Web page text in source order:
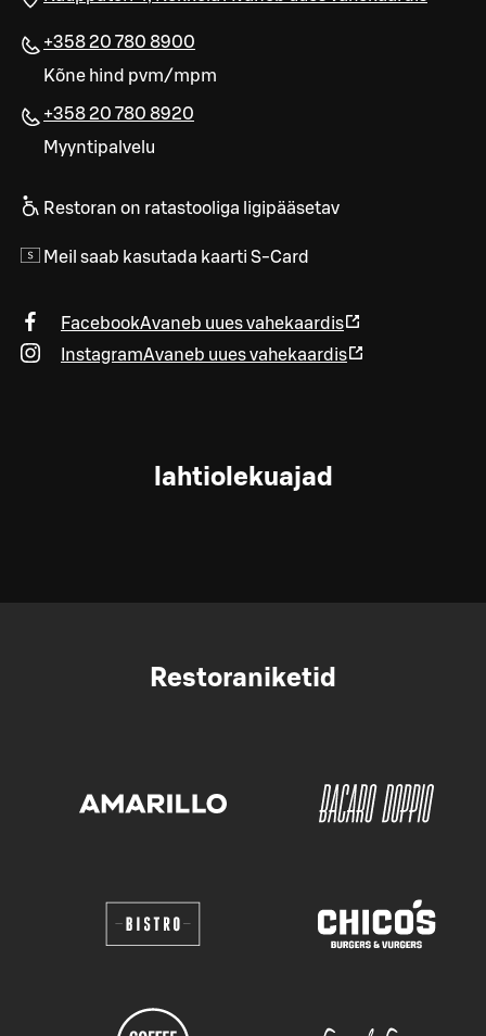
+358 20 780 8900
Kõne hind pvm/mpm
+358 20 780 8920
Myyntipalvelu
Restoran on ratastooliga ligipääsetav
Meil saab kasutada kaarti S-Card
FacebookAvaneb uues vahekaardis
InstagramAvaneb uues vahekaardis
lahtiolekuajad
Restoraniketid